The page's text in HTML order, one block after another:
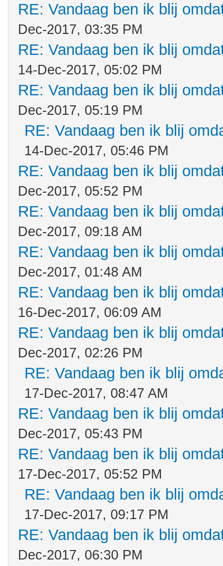
RE: Vandaag ben ik blij
Dec-2017, 03:35 PM
RE: Vandaag ben ik blij
14-Dec-2017, 05:02 PM
RE: Vandaag ben ik blij
Dec-2017, 05:19 PM
RE: Vandaag ben ik blij
14-Dec-2017, 05:46 PM
RE: Vandaag ben ik blij
Dec-2017, 05:52 PM
RE: Vandaag ben ik blij
Dec-2017, 09:18 AM
RE: Vandaag ben ik blij
Dec-2017, 01:48 AM
RE: Vandaag ben ik blij
16-Dec-2017, 06:09 AM
RE: Vandaag ben ik blij
Dec-2017, 02:26 PM
RE: Vandaag ben ik blij
17-Dec-2017, 08:47 AM
RE: Vandaag ben ik blij
Dec-2017, 05:43 PM
RE: Vandaag ben ik blij
17-Dec-2017, 05:52 PM
RE: Vandaag ben ik blij
17-Dec-2017, 09:17 PM
RE: Vandaag ben ik blij
Dec-2017, 06:30 PM